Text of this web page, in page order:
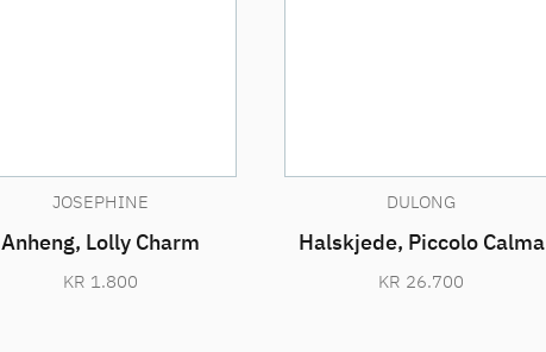
JOSEPHINE
Anheng, Lolly Charm
KR 1.800
DULONG
Halskjede, Piccolo Calma
KR 26.700